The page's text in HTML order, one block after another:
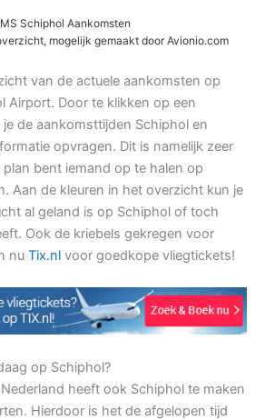
Schiphol Aankomsten
mogelijk gemaakt door Avionio.com
van de actuele aankomsten op
Airport. Door te klikken op een
de aankomsttijden Schiphol en
opvragen. Dit is namelijk zeer
bent iemand op te halen op
Aan de kleuren in het overzicht kun je
al geland is op Schiphol of toch
Ook de kriebels gekregen voor
nu Tix.nl voor goedkope vliegtickets!
op Schiphol?
heeft ook Schiphol te maken
Hierdoor is het de afgelopen tijd